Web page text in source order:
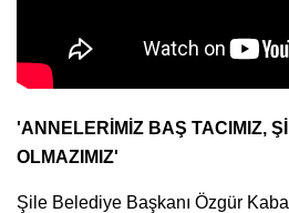
'ANNELERİMİZ BAŞ TACIMIZ,
OLMAZIMIZ'
Şile Belediye Başkanı Özgür